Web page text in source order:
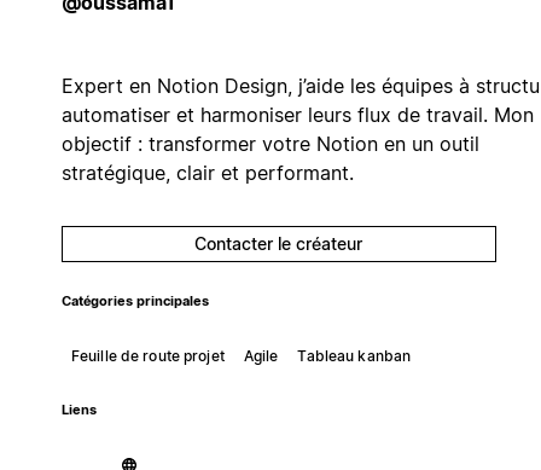
Expert en Notion Design, j’aide les équipes à
automatiser et harmoniser leurs flux de travail. Mon
objectif : transformer votre Notion en un outil
stratégique, clair et performant.
Contacter le créateur
Catégories principales
Feuille de route projet Agile Tableau kanban
Liens